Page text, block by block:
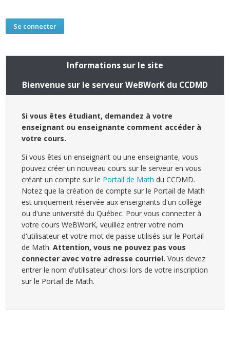
Informations sur le site
Bienvenue sur le serveur WeBWorK du CCDMD
Si vous êtes étudiant, demandez à votre
enseignant ou enseignante comment accéder à
votre cours.
Si vous êtes un enseignant ou une enseignante, vous
pouvez créer un nouveau cours sur le serveur en vous
créant un compte sur le Portail de Math du CCDMD.
Notez que la création de compte sur le Portail de Math
est uniquement réservée aux enseignants d'un collège
ou d'une université du Québec. Pour vous connecter à
votre cours WeBWorK, veuillez entrer votre nom
d'utilisateur et votre mot de passe utilisés sur le Portail
de Math.Attention, vous ne pouvez pas vous
connecter avec votre adresse courriel. Vous devez
entrer le nom d'utilisateur choisi lors de votre inscription
sur le Portail de Math.